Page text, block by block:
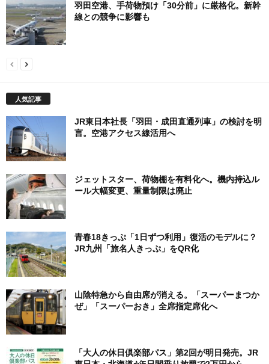
羽田空港、手荷物預け「30分前」に厳格化。新幹
線との競争に影響も
人気記事
JR東日本社長「羽田・成田直通列車」の検討を明
言。空港アクセス線活用へ
ジェットスター、荷物棚を有料化へ。機内持込ル
ール大幅変更、重量制限は廃止
青春18きっぷ「1日ずつ利用」復活のモデルに？
JR九州「旅名人きっぷ」をQR化
山陰特急から自由席が消える。「スーパーまつか
ぜ」「スーパーおき」全席指定席化へ
「大人の休日倶楽部パス」第2回が明日発売。JR